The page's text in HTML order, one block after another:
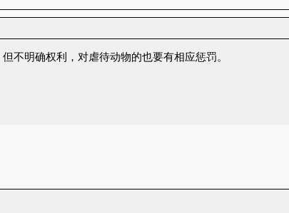
不明确权利，对虐待动物的也要有相应惩罚。